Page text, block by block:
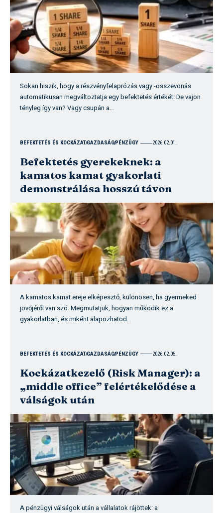
Sokan hiszik, hogy a részvényfelaprózás vagy -összevonás
automatikusan megváltoztatja egy befektetés értékét. De vajon
tényleg így van? Vagy csupán a…
BEFEKTETÉS ÉS KOCKÁZATGAZDASÁGPÉNZÜGY 2026.02.01.
Befektetés gyerekeknek: a
kamatos kamat gyakorlati
demonstrálása hosszú távon
A kamatos kamat ereje elképesztő, különösen, ha gyermeked
jövőjéről van szó. Megmutatjuk, hogyan működik ez a
gyakorlatban, és miként alapozhatod…
BEFEKTETÉS ÉS KOCKÁZATGAZDASÁGPÉNZÜGY 2026.02.05.
Kockázatkezelő (Risk Manager): a
„middle office” felértékelődése a
válságok után
A pénzügyi válságok után a vállalatok rájöttek: a